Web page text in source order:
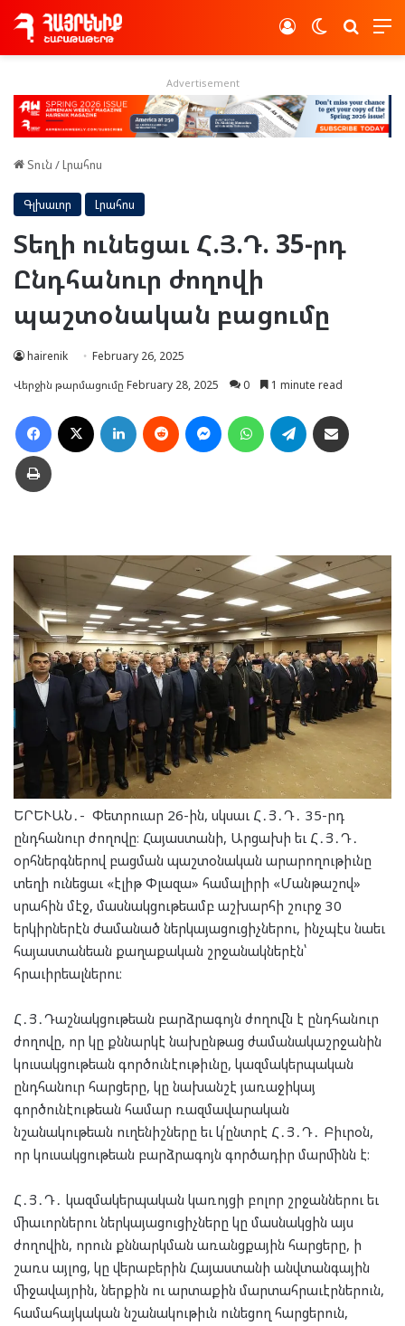
Switch skin
Log In
Advertisement
Տուն /Լրահոս
Գլխաւոր Լրահոս
Տեղի ունեցաւ Հ.Յ.Դ. 35-րդ
Ընդհանուր ժողովի
պաշտօնական բացումը
hairenik
February 26, 2025
Վերջին թարմացումը February 28, 2025
0 1 minute read
Facebook LinkedIn Reddit MessengerWhatsAppTelegram
Տպել
ԵՐԵՒԱՆ․- Փետրուար 26-ին, սկսաւ Հ․Յ․Դ․ 35-րդ
ընդհանուր ժողովը։ Հայաստանի, Արցախի եւ Հ․Յ․Դ․
օրհներգներով բացման պաշտօնական արարողութիւնը
տեղի ունեցաւ «էլիթ Փլազա» համալիրի «Մանթաշով»
սրահին մէջ, մասնակցութեամբ աշխարհի շուրջ 30
երկիրներէն ժամանած ներկայացուցիչներու, ինչպէս նաեւ
հայաստանեան քաղաքական շրջանակներէն՝
հրաւիրեալներու։
Հ․Յ․Դաշնակցութեան բարձրագոյն ժողովն է ընդհանուր
ժողովը, որ կը քննարկէ նախընթաց ժամանակաշրջանին
կուսակցութեան գործունէութիւնը, կազմակերպական
ընդհանուր հարցերը, կը նախանշէ յառաջիկայ
գործունէութեան համար ռազմավարական
նշանակութեան ուղենիշները եւ կ՛ընտրէ Հ․Յ․Դ․ Բիւրօն,
որ կուսակցութեան բարձրագոյն գործադիր մարմինն է։
Հ․Յ․Դ․ կազմակերպական կառոյցի բոլոր շրջաններու եւ
միաւորներու ներկայացուցիչները կը մասնակցին այս
ժողովին, որուն քննարկման առանցքային հարցերը, ի
շառս այլոց, կը վերաբերին Հայաստանի անվտանգային
միջավայրին, ներքին ու արտաքին մարտահրաւէրներուն,
համահայկական նշանակութիւն ունեցող հարցերուն,